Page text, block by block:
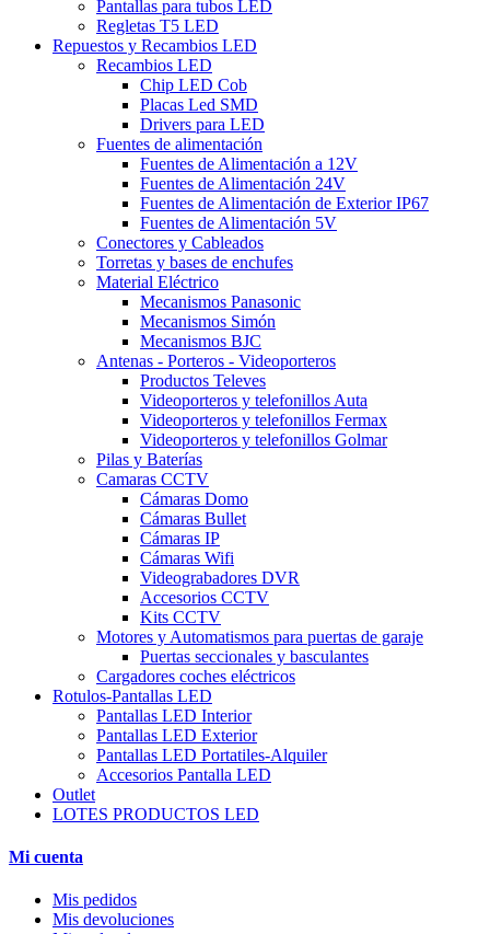
Pantallas para tubos LED
Regletas T5 LED
Repuestos y Recambios LED
Recambios LED
Chip LED Cob
Placas Led SMD
Drivers para LED
Fuentes de alimentación
Fuentes de Alimentación a 12V
Fuentes de Alimentación 24V
Fuentes de Alimentación de Exterior IP67
Fuentes de Alimentación 5V
Conectores y Cableados
Torretas y bases de enchufes
Material Eléctrico
Mecanismos Panasonic
Mecanismos Simón
Mecanismos BJC
Antenas - Porteros - Videoporteros
Productos Televes
Videoporteros y telefonillos Auta
Videoporteros y telefonillos Fermax
Videoporteros y telefonillos Golmar
Pilas y Baterías
Camaras CCTV
Cámaras Domo
Cámaras Bullet
Cámaras IP
Cámaras Wifi
Videograbadores DVR
Accesorios CCTV
Kits CCTV
Motores y Automatismos para puertas de garaje
Puertas seccionales y basculantes
Cargadores coches eléctricos
Rotulos-Pantallas LED
Pantallas LED Interior
Pantallas LED Exterior
Pantallas LED Portatiles-Alquiler
Accesorios Pantalla LED
Outlet
LOTES PRODUCTOS LED
Mi cuenta
Mis pedidos
Mis devoluciones